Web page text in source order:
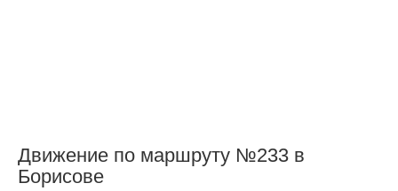
Движение по маршруту №233 в
Борисове